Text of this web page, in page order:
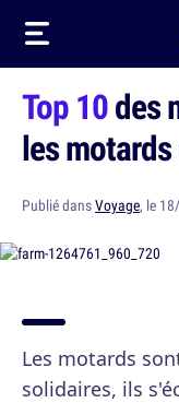
Top 10des
les
Publié dansVoyage, le
Les motards
solidaires, ils